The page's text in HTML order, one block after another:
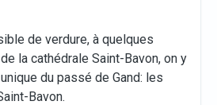
de verdure, à quelques
la cathédrale Saint-Bavon, on y
du passé de Gand: les
Bavon.